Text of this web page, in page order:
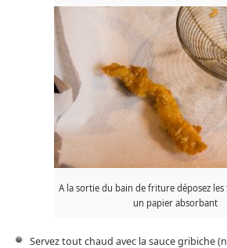
A la sortie du bain de friture déposez les
un papier absorbant
Servez tout chaud avec la sauce gribiche